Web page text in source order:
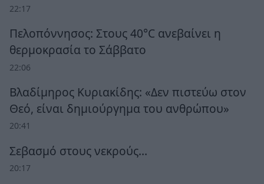
22:17
Πελοπόννησος: Στους 40°C ανεβαίνει η
θερμοκρασία το Σάββατο
22:06
Βλαδίμηρος Κυριακίδης: «Δεν πιστεύω στον
Θεό, είναι δημιούργημα του ανθρώπου»
20:41
Σεβασμό στους νεκρούς…
20:17